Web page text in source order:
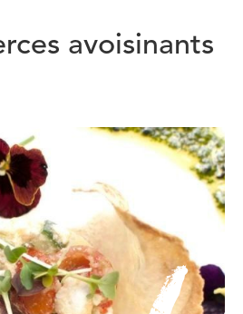
avoisinants